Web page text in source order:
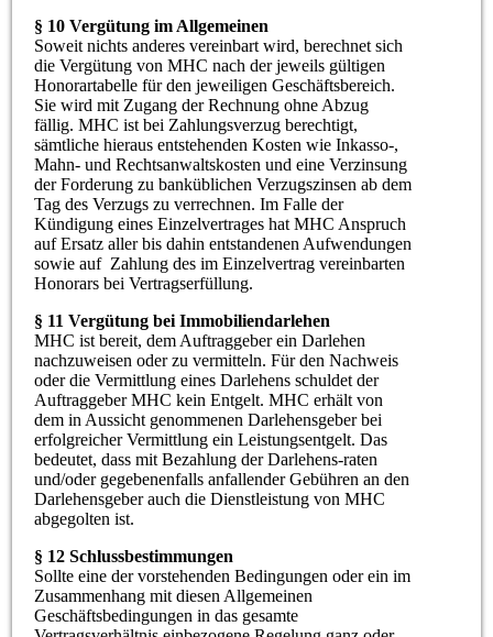
§ 10 Vergütung im Allgemeinen
Soweit nichts anderes vereinbart wird, berechnet sich
die Vergütung von MHC nach der jeweils gültigen
Honorartabelle für den jeweiligen Geschäftsbereich.
Sie wird mit Zugang der Rechnung ohne Abzug
fällig. MHC ist bei Zahlungsverzug berechtigt,
sämtliche hieraus entstehenden Kosten wie Inkasso-,
Mahn- und Rechtsanwaltskosten und eine Verzinsung
der Forderung zu banküblichen Verzugszinsen ab dem
Tag des Verzugs zu verrechnen. Im Falle der
Kündigung eines Einzelvertrages hat MHC Anspruch
auf Ersatz aller bis dahin entstandenen Aufwendungen
sowie auf Zahlung des im Einzelvertrag vereinbarten
Honorars bei Vertragserfüllung.
§ 11 Vergütung bei Immobiliendarlehen
MHC ist bereit, dem Auftraggeber ein Darlehen
nachzuweisen oder zu vermitteln. Für den Nachweis
oder die Vermittlung eines Darlehens schuldet der
Auftraggeber MHC kein Entgelt. MHC erhält von
dem in Aussicht genommenen Darlehensgeber bei
erfolgreicher Vermittlung ein Leistungsentgelt. Das
bedeutet, dass mit Bezahlung der Darlehens-raten
und/oder gegebenenfalls anfallender Gebühren an den
Darlehensgeber auch die Dienstleistung von MHC
abgegolten ist.
§ 12 Schlussbestimmungen
Sollte eine der vorstehenden Bedingungen oder ein im
Zusammenhang mit diesen Allgemeinen
Geschäftsbedingungen in das gesamte